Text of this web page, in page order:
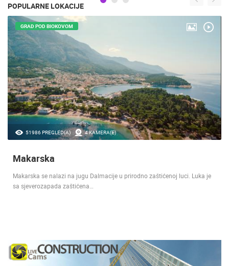
POPULARNE LOKACIJE
51986 PREGLED(A) 4 KAMERA(E)
GRAD POD BIOKOVOM
Makarska
Makarska se nalazi na jugu Dalmacije u prirodno zaštićenoj luci. Luka je
sa sjeverozapada zaštićena…